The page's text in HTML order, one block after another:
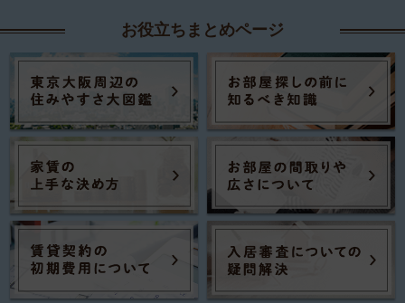
お役立ちまとめページ